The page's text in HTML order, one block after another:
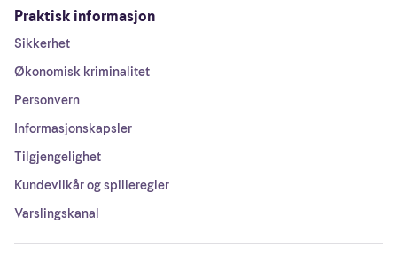
Praktisk informasjon
Sikkerhet
Økonomisk kriminalitet
Personvern
Informasjonskapsler
Tilgjengelighet
Kundevilkår og spilleregler
Varslingskanal